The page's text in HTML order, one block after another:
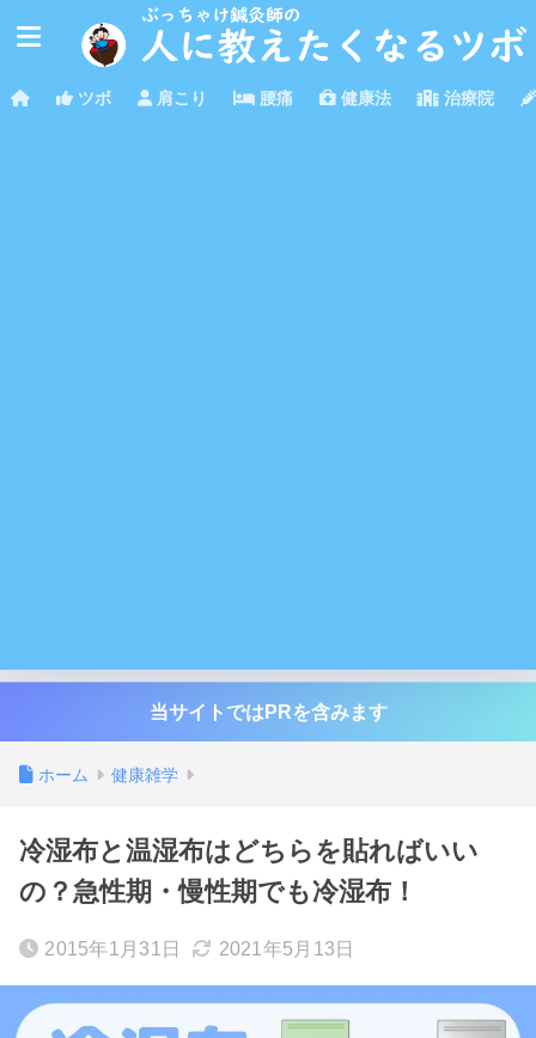
ツボ 肩こり 腰痛 健康法 治療院
当サイトではPRを含みます
ホーム 健康雑学
冷湿布と温湿布はどちらを貼ればいい
の？急性期・慢性期でも冷湿布！
2015年1月31日 2021年5月13日